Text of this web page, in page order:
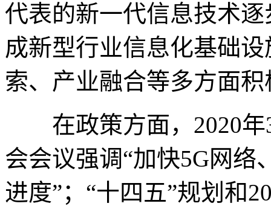
代表的新一代信息技术
成新型行业信息化基础
索、产业融合等多方面
在政策方面，2020年
会会议强调“加快5G网
进度”；“十四五”规划和